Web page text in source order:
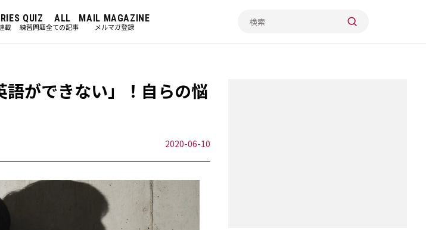
載
QUIZ
練習問題
ALL
全ての記事
MAIL MAGAZINE
メルマガ登録
ができない」！自らの悩
2020-06-10